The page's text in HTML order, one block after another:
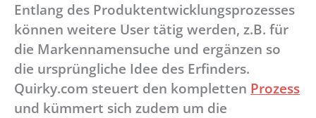
Entlang des Produktentwicklungsprozesses
können weitere User tätig werden, z.B. für
die Markennamensuche und ergänzen so
die ursprüngliche Idee des Erfinders.
Quirky.com steuert den kompletten Prozess
und kümmert sich zudem um die